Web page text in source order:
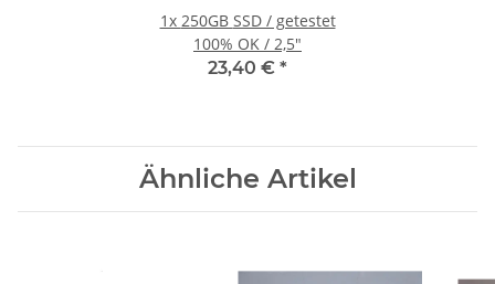
1x 250GB SSD / getestet
100% OK / 2,5"
23,40 € *
Ähnliche Artikel